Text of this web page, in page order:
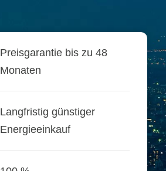
Preisgarantie bis zu 48
Monaten
Langfristig günstiger
Energieeinkauf